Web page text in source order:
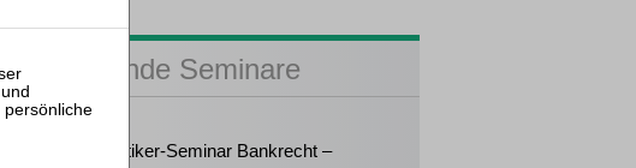
Passende Seminare
Köln: Praktiker-Seminar Bankrecht –